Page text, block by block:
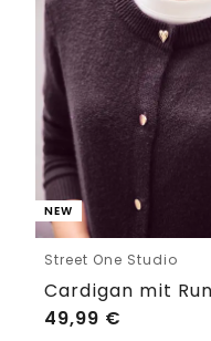
NEW
Street One Studio
49,99 €